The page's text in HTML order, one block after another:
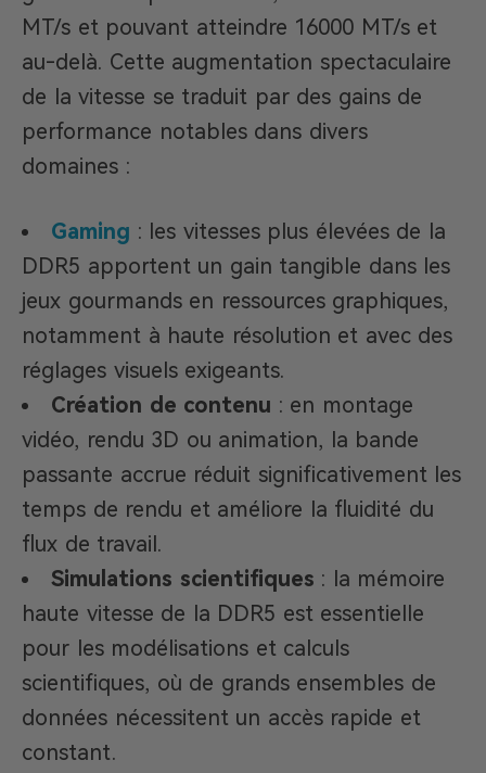
MT/s et pouvant atteindre 16000 MT/s et
au-delà. Cette augmentation spectaculaire
de la vitesse se traduit par des gains de
performance notables dans divers
domaines :
Gaming : les vitesses plus élevées de la
DDR5 apportent un gain tangible dans les
jeux gourmands en ressources graphiques,
notamment à haute résolution et avec des
réglages visuels exigeants.
Création de contenu : en montage
vidéo, rendu 3D ou animation, la bande
passante accrue réduit significativement les
temps de rendu et améliore la fluidité du
flux de travail.
Simulations scientifiques : la mémoire
haute vitesse de la DDR5 est essentielle
pour les modélisations et calculs
scientifiques, où de grands ensembles de
données nécessitent un accès rapide et
constant.